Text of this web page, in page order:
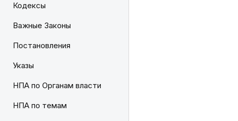
Кодексы
Важные Законы
Постановления
Указы
НПА по Органам власти
НПА по темам